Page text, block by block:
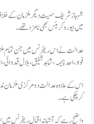
میں بیورو کریٹس بھی نامزد تھے۔
عدالت نے اس ریفرنس میں جن تمام
فواد، احد چیمہ، شاہد شفیق، بلال
اس کے علاوہ عدالت دو مرکزی ملزمان
کرچکی ہے۔